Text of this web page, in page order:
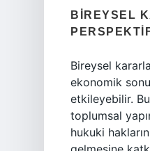
BIREYSEL
Bireysel
ekonomik
etkileyebilir.
toplumsal
hukuki